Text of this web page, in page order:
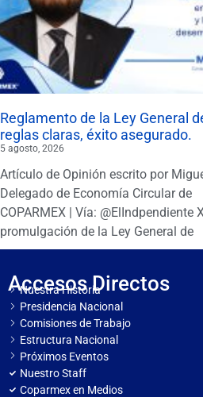
Reglamento de la Ley General
reglas claras, éxito asegurado.
5 agosto, 2026
Artículo de Opinión escrito por
Delegado de Economía Circular de
COPARMEX | Vía: @ElIndpendiente
promulgación de la Ley General de
Accesos Directos
Nuestra Historia
Presidencia Nacional
Comisiones de Trabajo
Estructura Nacional
Próximos Eventos
Nuestro Staff
Coparmex en Medios